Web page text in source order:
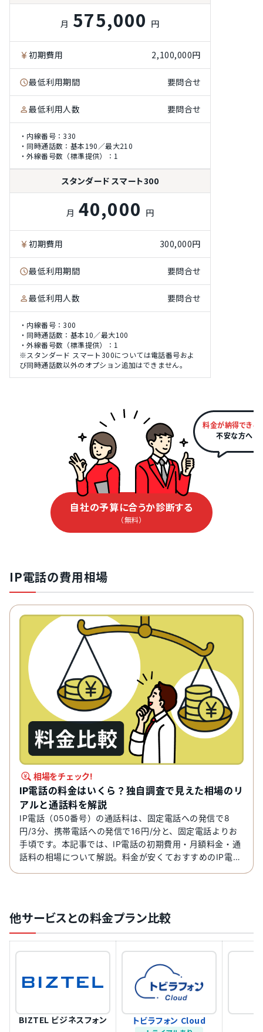
月 575,000 円
初期費用 2,100,000円
最低利用期間 要問合せ
最低利用人数 要問合せ
・内線番号：330
・同時通話数：基本190／最大210
・外線番号数（標準提供）：1
スタンダード スマート300
月 40,000 円
初期費用 300,000円
最低利用期間 要問合せ
最低利用人数 要問合せ
・内線番号：300
・同時通話数：基本10／最大100
・外線番号数（標準提供）：1
※スタンダード スマート300については電話番号およ
び同時通話数以外のオプション追加はできません。
料金が納得できる
不安な方へ
自社の予算に合うか診断する
（無料）
IP電話の費用相場
相場をチェック!
IP電話の料金はいくら？独自調査で見えた相場のリ
アルと通話料を解説
IP電話（050番号）の通話料は、固定電話への発信で8
円/3分、携帯電話への発信で16円/分と、固定電話よりお
手頃です。本記事では、IP電話の初期費用・月額料金・通
話料の相場について解説。料金が安くておすすめのIP電話
他サービスとの料金プラン比較
BIZTEL ビジネスフォン トビラフォン Cloud